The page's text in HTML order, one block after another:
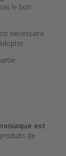
le bon
nécessaire
est
de